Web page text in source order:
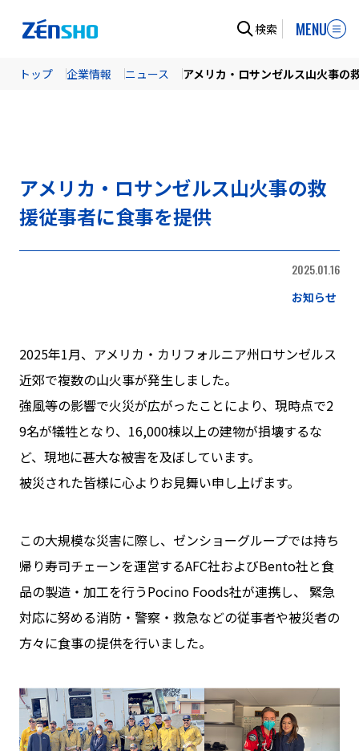
検索 MENU
トップ 企業情報 ニュース アメリカ・ロサンゼルス山火事の
アメリカ・ロサンゼルス山火事の救
援従事者に食事を提供
2025.01.16
お知らせ
2025年1月、アメリカ・カリフォルニア州ロサンゼルス
近郊で複数の山火事が発生しました。
強風等の影響で火災が広がったことにより、現時点で2
9名が犠牲となり、16,000棟以上の建物が損壊するな
ど、現地に甚大な被害を及ぼしています。
被災された皆様に心よりお見舞い申し上げます。
この大規模な災害に際し、ゼンショーグループでは持ち
帰り寿司チェーンを運営するAFC社およびBento社と食
品の製造・加工を行うPocino Foods社が連携し、
緊急
対応に努める消防・警察・救急などの従事者や被災者の
方々に食事の提供を行いました。